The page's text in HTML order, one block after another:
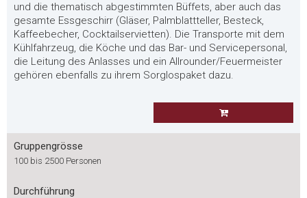
und die thematisch abgestimmten Büffets, aber auch das
gesamte Essgeschirr (Gläser, Palmblattteller, Besteck,
Kaffeebecher, Cocktailservietten). Die Transporte mit dem
Kühlfahrzeug, die Köche und das Bar- und Servicepersonal,
die Leitung des Anlasses und ein Allrounder/Feuermeister
gehören ebenfalls zu ihrem Sorglospaket dazu.
Gruppengrösse
100 bis 2500 Personen
Durchführung